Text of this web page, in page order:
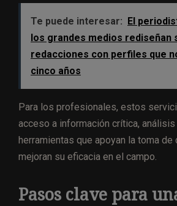
Te puede interesar:
El
los grandes medios rediseñan
redacciones con perfiles que
cinco años
Para los profesionales, estos
acceso a información crítica,
herramientas que apoyan la toma
mejoran su eficacia en el campo.
Pasos clave para